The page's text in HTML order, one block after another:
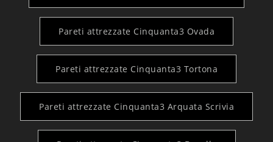
Pareti attrezzate Cinquanta3 Ovada
Pareti attrezzate Cinquanta3 Tortona
Pareti attrezzate Cinquanta3 Arquata Scrivia